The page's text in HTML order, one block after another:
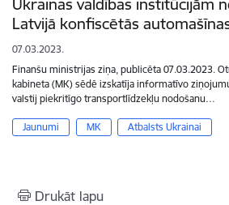
Ukrainas valdības institūcijām
Latvijā konfiscētās
07.03.2023.
Finanšu ministrijas ziņa, publicēta 07.03.2023.
kabineta (MK) sēdē izskatīja informatīvo
valstij piekritīgo transportlīdzekļu nodošanu…
Jaunumi MK Atbalsts Ukrainai
Drukāt lapu